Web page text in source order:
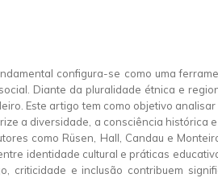
configura-se como uma
Diante da pluralidade étnica e
Este artigo tem como objetivo
a diversidade, a consciência
como Rüsen, Hall, Candau e
identidade cultural e práticas
criticidade e inclusão contribuem